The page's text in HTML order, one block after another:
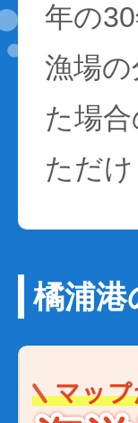
年の
漁場
た場
ただけ
橘浦港